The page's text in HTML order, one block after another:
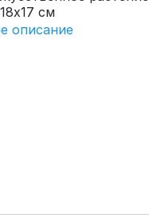
см
описание